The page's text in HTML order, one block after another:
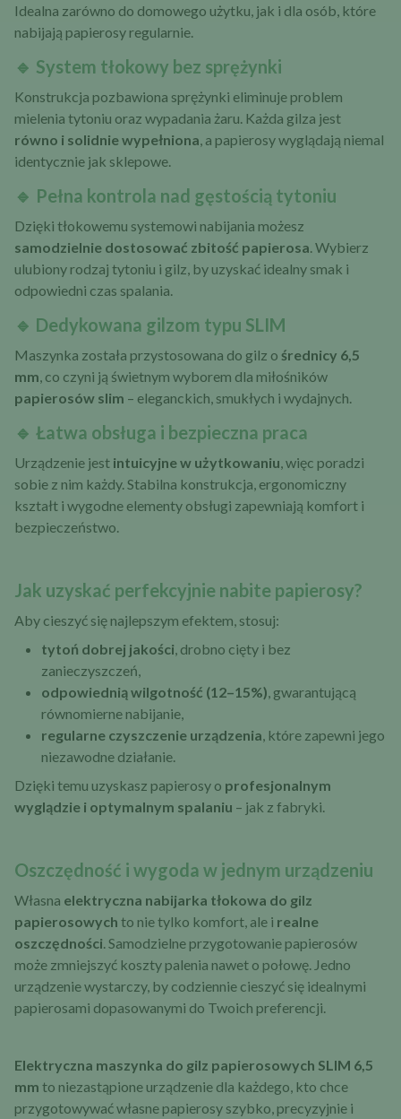
Idealna zarówno do domowego użytku, jak i dla osób, które
nabijają papierosy regularnie.
🔹 System tłokowy bez sprężynki
Konstrukcja pozbawiona sprężynki eliminuje problem
mielenia tytoniu oraz wypadania żaru. Każda gilza jest
równo i solidnie wypełniona, a papierosy wyglądają niemal
identycznie jak sklepowe.
🔹 Pełna kontrola nad gęstością tytoniu
Dzięki tłokowemu systemowi nabijania możesz
samodzielnie dostosować zbitość papierosa. Wybierz
ulubiony rodzaj tytoniu i gilz, by uzyskać idealny smak i
odpowiedni czas spalania.
🔹 Dedykowana gilzom typu SLIM
Maszynka została przystosowana do gilz o średnicy 6,5
mm, co czyni ją świetnym wyborem dla miłośników
papierosów slim – eleganckich, smukłych i wydajnych.
🔹 Łatwa obsługa i bezpieczna praca
Urządzenie jest intuicyjne w użytkowaniu, więc poradzi
sobie z nim każdy. Stabilna konstrukcja, ergonomiczny
kształt i wygodne elementy obsługi zapewniają komfort i
bezpieczeństwo.
Jak uzyskać perfekcyjnie nabite papierosy?
Aby cieszyć się najlepszym efektem, stosuj:
tytoń dobrej jakości, drobno cięty i bez
zanieczyszczeń,
odpowiednią wilgotność (12–15%), gwarantującą
równomierne nabijanie,
regularne czyszczenie urządzenia, które zapewni jego
niezawodne działanie.
Dzięki temu uzyskasz papierosy o profesjonalnym
wyglądzie i optymalnym spalaniu – jak z fabryki.
Oszczędność i wygoda w jednym urządzeniu
Własna elektryczna nabijarka tłokowa do gilz
papierosowych to nie tylko komfort, ale i realne
oszczędności. Samodzielne przygotowanie papierosów
może zmniejszyć koszty palenia nawet o połowę. Jedno
urządzenie wystarczy, by codziennie cieszyć się idealnymi
papierosami dopasowanymi do Twoich preferencji.
Elektryczna maszynka do gilz papierosowych SLIM 6,5
mm to niezastąpione urządzenie dla każdego, kto chce
przygotowywać własne papierosy szybko, precyzyjnie i